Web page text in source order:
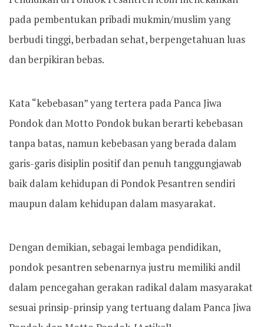
pada pembentukan pribadi mukmin/muslim yang
berbudi tinggi, berbadan sehat, berpengetahuan luas
dan berpikiran bebas.
Kata “kebebasan” yang tertera pada Panca Jiwa
Pondok dan Motto Pondok bukan berarti kebebasan
tanpa batas, namun kebebasan yang berada dalam
garis-garis disiplin positif dan penuh tanggungjawab
baik dalam kehidupan di Pondok Pesantren sendiri
maupun dalam kehidupan dalam masyarakat.
Dengan demikian, sebagai lembaga pendidikan,
pondok pesantren sebenarnya justru memiliki andil
dalam pencegahan gerakan radikal dalam masyarakat
sesuai prinsip-prinsip yang tertuang dalam Panca Jiwa